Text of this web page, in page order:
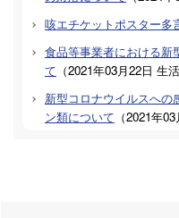
咳エチケットポスター多
食品等事業者における新
て （2021年03月22日 生
新型コロナウイルスへの
ン類について （2021年03